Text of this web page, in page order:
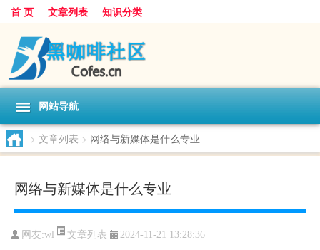
首 页 文章列表 知识分类
网站导航
> 文章列表 > 网络与新媒体是什么专业
网络与新媒体是什么专业
网友:wl 文章列表 2024-11-21 13:28:36